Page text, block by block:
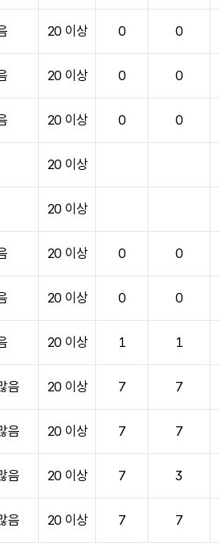
20 이상 0 0
20 이상 0 0
20 이상 0 0
20 이상
20 이상
20 이상 0 0
20 이상 0 0
20 이상 1 1
음 20 이상 7 7
음 20 이상 7 7
음 20 이상 7 3
음 20 이상 7 7